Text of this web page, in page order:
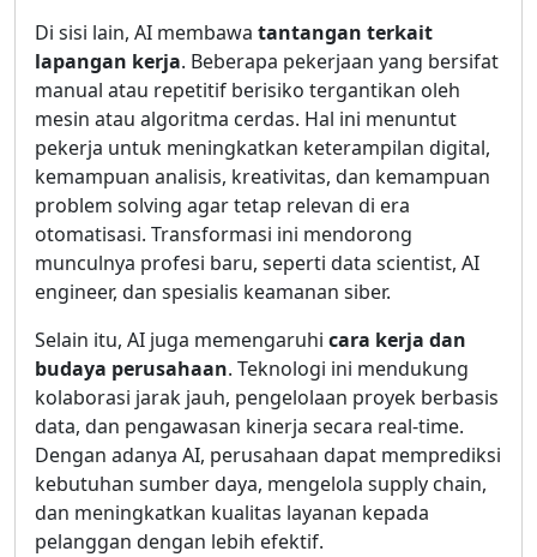
Di sisi lain, AI membawa tantangan terkait
lapangan kerja. Beberapa pekerjaan yang bersifat
manual atau repetitif berisiko tergantikan oleh
mesin atau algoritma cerdas. Hal ini menuntut
pekerja untuk meningkatkan keterampilan digital,
kemampuan analisis, kreativitas, dan kemampuan
problem solving agar tetap relevan di era
otomatisasi. Transformasi ini mendorong
munculnya profesi baru, seperti data scientist, AI
engineer, dan spesialis keamanan siber.
Selain itu, AI juga memengaruhi cara kerja dan
budaya perusahaan. Teknologi ini mendukung
kolaborasi jarak jauh, pengelolaan proyek berbasis
data, dan pengawasan kinerja secara real-time.
Dengan adanya AI, perusahaan dapat memprediksi
kebutuhan sumber daya, mengelola supply chain,
dan meningkatkan kualitas layanan kepada
pelanggan dengan lebih efektif.